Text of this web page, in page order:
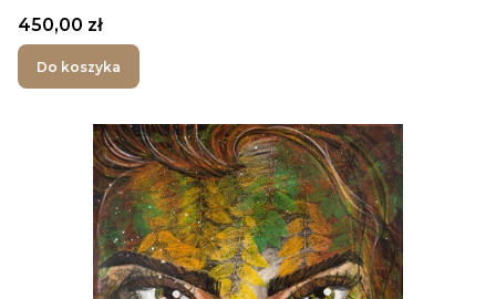
Cena
450,00 zł
Do koszyka